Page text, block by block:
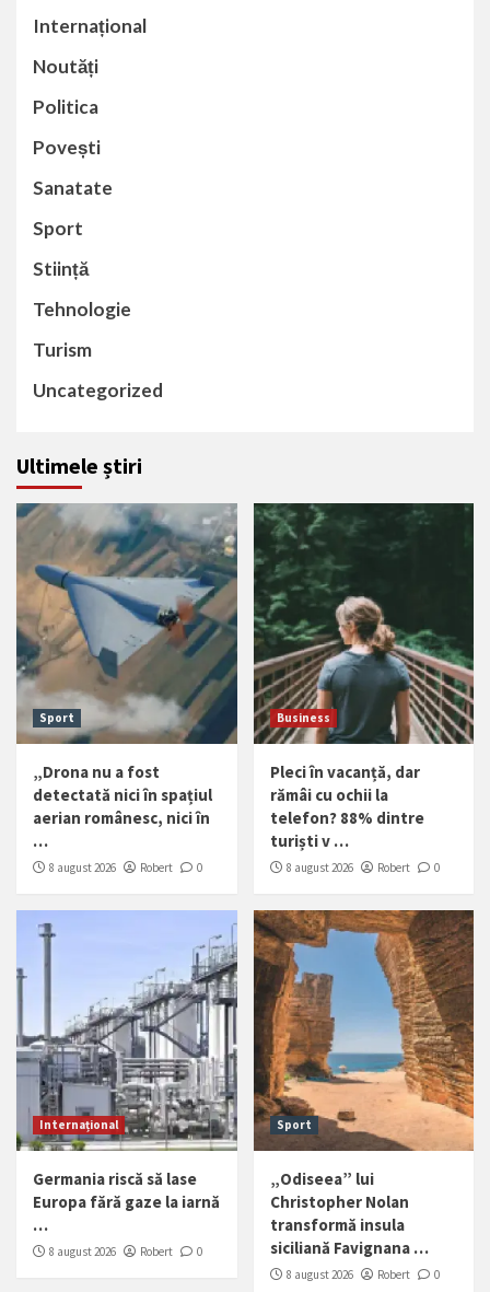
Internațional
Noutăți
Politica
Povești
Sanatate
Sport
Stiință
Tehnologie
Turism
Uncategorized
Ultimele știri
Sport
„Drona nu a fost
detectată nici în spațiul
aerian românesc, nici în
…
8 august 2026 Robert 0
Business
Pleci în vacanță, dar
rămâi cu ochii la
telefon? 88% dintre
turiști v …
8 august 2026 Robert 0
Internațional
Germania riscă să lase
Europa fără gaze la iarnă
…
8 august 2026 Robert 0
Sport
„Odiseea” lui
Christopher Nolan
transformă insula
siciliană Favignana …
8 august 2026 Robert 0